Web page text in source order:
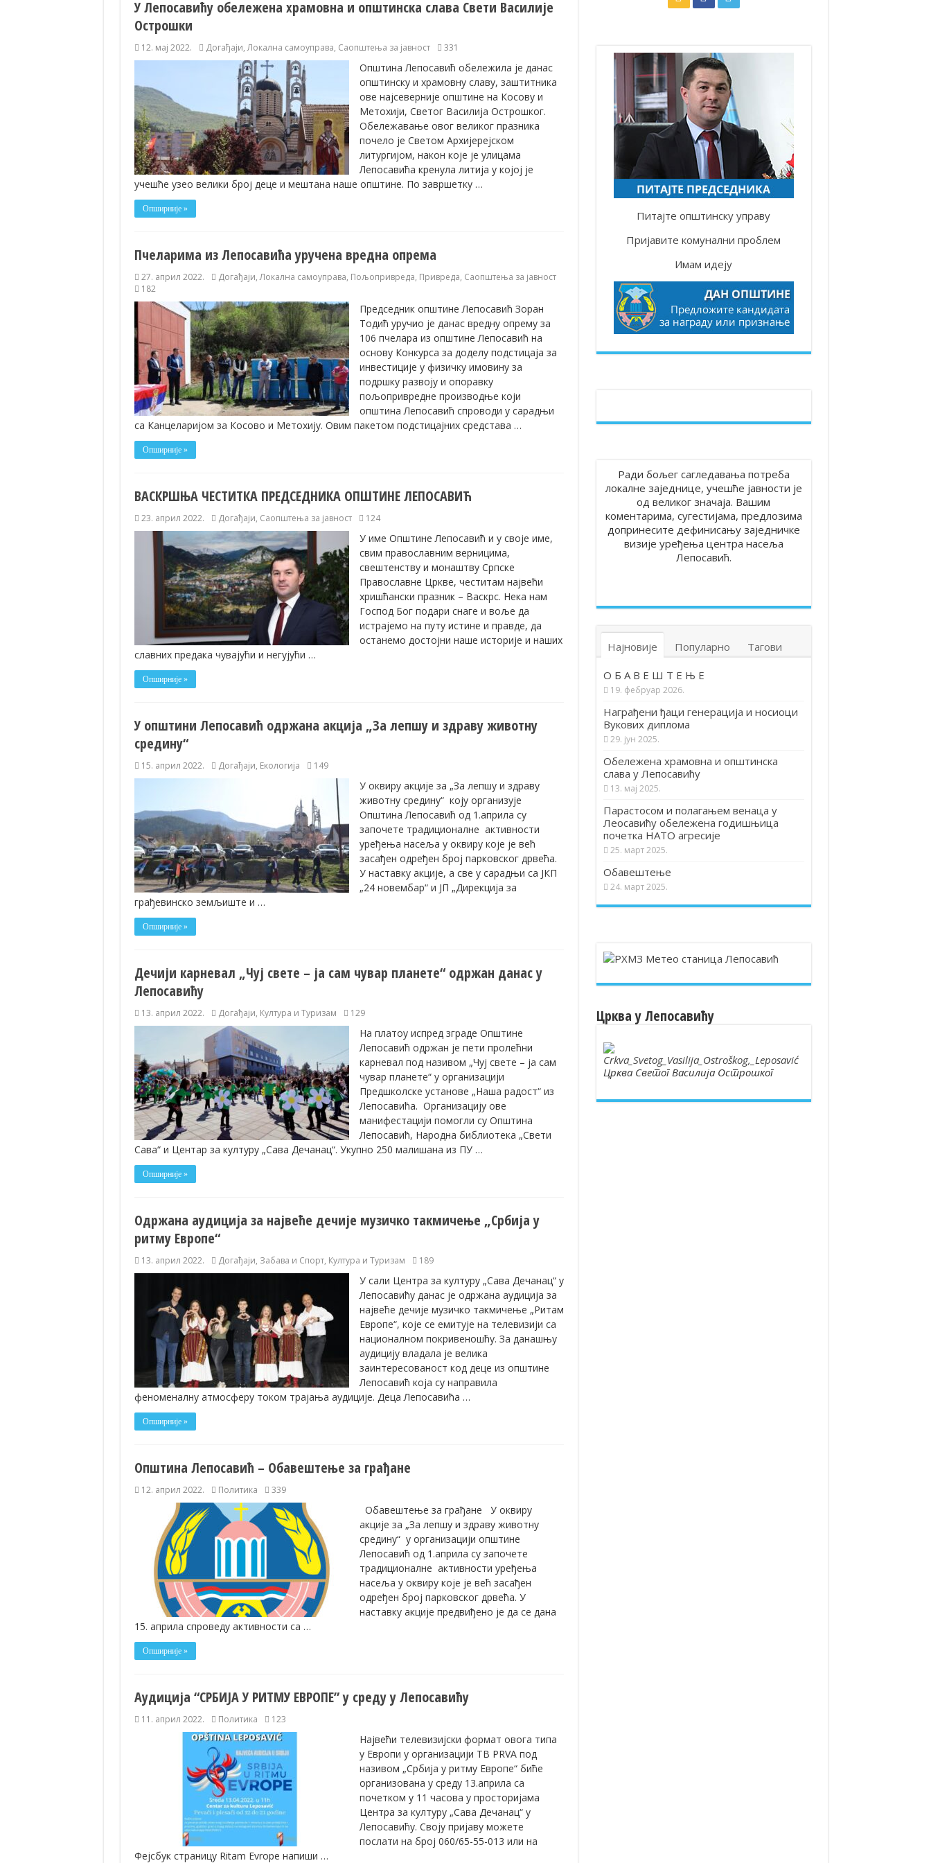
У Лепосавићу обележена храмовна и општинска слава Свети Василије
Острошки
12. мај 2022. Догађаји,Локална самоуправа, Саопштења за јавност 331
Општина Лепосавић обележила је данас
општинску и храмовну славу, заштитника
ове најсеверније општине на Косову и
Метохији, Светог Василија Острошког.
Обележавање овог великог празника
почело је Светом Архијерејском
литургијом, након које је улицама
Лепосавића кренула литија у којој је
учешће узео велики број деце и мештана наше општине. По завршетку …
Опширније »
Пчеларима из Лепосавића уручена вредна опрема
27. април 2022. Догађаји,Локална самоуправа, Пољопривреда, Привреда, Саопштења за јавност
182
Председник општине Лепосавић Зоран
Тодић уручио је данас вредну опрему за
106 пчелара из општине Лепосавић на
основу Конкурса за доделу подстицаја за
инвестиције у физичку имовину за
подршку развоју и опоравку
пољопривредне производње који
општина Лепосавић спроводи у сарадњи
са Канцеларијом за Косово и Метохију. Овим пакетом подстицајних средстава …
Опширније »
ВАСКРШЊА ЧЕСТИТКА ПРЕДСЕДНИКА ОПШТИНЕ ЛЕПОСАВИЋ
23. април 2022. Догађаји, Саопштења за јавност 124
У име Општине Лепосавић и у своје име,
свим православним верницима,
свештенству и монаштву Српске
Православне Цркве, честитам највећи
хришћански празник – Васкрс. Нека нам
Господ Бог подари снаге и воље да
истрајемо на путу истине и правде, да
останемо достојни наше историје и наших
славних предака чувајући и негујући …
Опширније »
У општини Лепосавић одржана акција „За лепшу и здраву животну
средину“
15. април 2022. Догађаји, Екологија 149
У оквиру акције за „За лепшу и здраву
животну средину“ коју организује
Општина Лепосавић од 1.априла су
започете традиционалне активности
уређења насеља у оквиру које је већ
засађен одређен број парковског дрвећа.
У наставку акције, а све у сарадњи са ЈКП
„24 новембар“ и ЈП „Дирекција за
грађевинско земљиште и …
Опширније »
Дечији карневал „Чуј свете – ја сам чувар планете“ одржан данас у
Лепосавићу
13. април 2022. Догађаји, Култура и Туризам 129
На платоу испред зграде Општине
Лепосавић одржан је пети пролећни
карневал под називом „Чуј свете – ја сам
чувар планете“ у организацији
Предшколске установе „Наша радост“ из
Лепосавића. Организацију ове
манифестацији помогли су Општина
Лепосавић, Народна библиотека „Свети
Сава“ и Центар за културу „Сава Дечанац“. Укупно 250 малишана из ПУ …
Опширније »
Одржана аудиција за највеће дечије музичко такмичење „Србија у
ритму Европе“
13. април 2022. Догађаји, Забава и Спорт, Култура и Туризам 189
У сали Центра за културу „Сава Дечанац“ у
Лепосавићу данас је одржана аудиција за
највеће дечије музичко такмичење „Ритам
Европе“, које се емитује на телевизији са
националном покривеношћу. За данашњу
аудицију владала је велика
заинтересованост код деце из општине
Лепосавић која су направила
феноменалну атмосферу током трајања аудиције. Деца Лепосавића …
Опширније »
Општина Лепосавић – Oбавештење за грађане
12. април 2022. Политика 339
Обавештење за грађане У оквиру
акције за „За лепшу и здраву животну
средину“ у организацији општине
Лепосавић од 1.априла су започете
традиционалне активности уређења
насеља у оквиру које је већ засађен
одређен број парковског дрвећа. У
наставку акције предвиђено је да се дана
15. априла спроведу активности са …
Опширније »
Аудиција “СРБИЈА У РИТМУ ЕВРОПЕ” у среду у Лепосавићу
11. април 2022. Политика 123
Највећи телевизијски формат овога типа
у Европи у организацији ТВ PRVA под
називом „Србија у ритму Европе“ биће
организована у среду 13.априла са
почетком у 11 часова у просторијама
Центра за културу „Сава Дечанац“ у
Лепосавићу. Своју пријаву можете
послати на број 060/65-55-013 или на
Фејсбук страницу Ritam Evrope напиши …
Питајте општинску управу
Пријавите комунални проблем
Имам идеју
Ради бољег сагледавања потреба
локалне заједнице, учешће јавности је
од великог значаја. Вашим
коментарима, сугестијама, предлозима
допринесите дефинисању заједничке
визије уређења центра насеља
Лепосавић.
Најновије Популарно Тагови
О Б А В Е Ш Т Е Њ Е
19. фебруар 2026.
Награђени ђаци генерација и носиоци
Вукових диплома
29. јун 2025.
Обележена храмовна и општинска
слава у Лепосавићу
13. мај 2025.
Парастосом и полагањем венаца у
Леосавићу обележена годишњица
почетка НАТО агресије
25. март 2025.
Обавештење
24. март 2025.
Црква у Лепосавићу
Црква Светог Василија Острошког